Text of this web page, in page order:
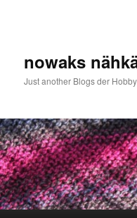
nowaks
Just another Blogs der